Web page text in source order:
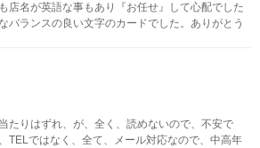
店名が英語な事もあり『お任せ』して心配でした
バランスの良い文字のカードでした。ありがとう
たりはずれ、が、全く、読めないので、不安で
TELではなく、全て、メール対応なので、中高年